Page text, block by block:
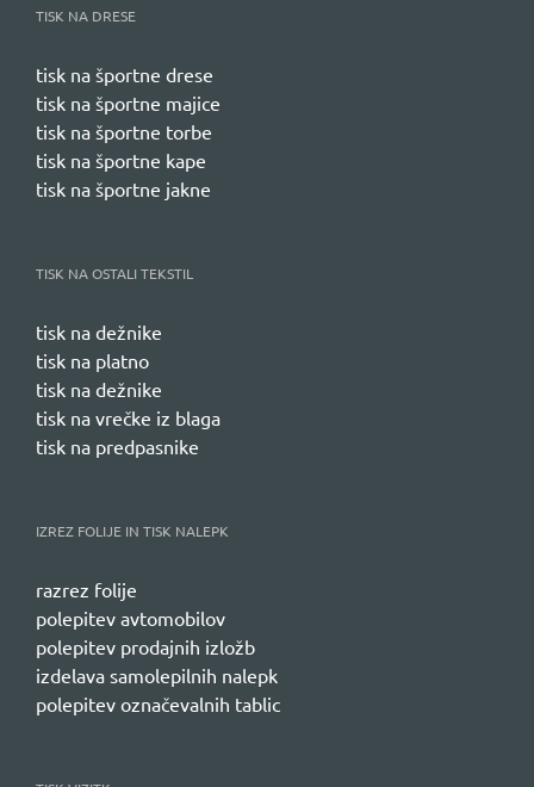
TISK NA DRESE
tisk na športne drese
tisk na športne majice
tisk na športne torbe
tisk na športne kape
tisk na športne jakne
TISK NA OSTALI TEKSTIL
tisk na dežnike
tisk na platno
tisk na dežnike
tisk na vrečke iz blaga
tisk na predpasnike
IZREZ FOLIJE IN TISK NALEPK
razrez folije
polepitev avtomobilov
polepitev prodajnih izložb
izdelava samolepilnih nalepk
polepitev označevalnih tablic